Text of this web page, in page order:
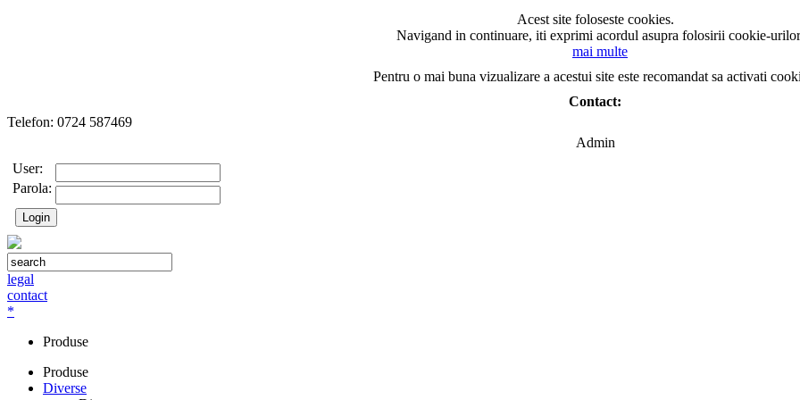
Acest site foloseste cookies.
Navigand in continuare, iti exprimi acordul asupra folosirii cookie-
mai multe
Pentru o mai buna vizualizare a acestui site este recomandat sa activati
Contact:
Telefon: 0724 587469
Admin
User:
Parola:
legal
contact
*
Produse
Produse
Diverse